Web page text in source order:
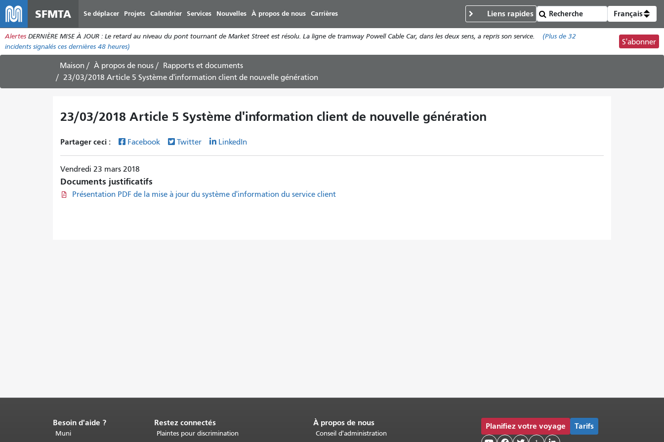
au
contenu
principal
SFMTA Se déplacer Projets Calendrier Services Nouvelles À propos de nous Carrières Liens rapides Français
Alertes DERNIÈRE MISE À JOUR : Le retard au niveau du pont tournant de Market Street est résolu. La ligne de tramway Powell Cable Car, dans les deux sens, a repris son service. (Plus de 32
incidents signalés ces dernières 48 heures)
S'abonner
Maison À propos de nous
Rapports et documents
23/03/2018 Article 5 Système d'information client de nouvelle génération
23/03/2018 Article 5 Système d'information client de nouvelle génération
Partager ceci : Facebook Twitter LinkedIn
Vendredi 23 mars 2018
Documents justificatifs
Présentation PDF de la mise à jour du système d'information du service client
Fin
du
Besoin d'aide ?
Muni
Restez connectés
Plaintes pour discrimination
À propos de nous
Conseil d'administration
Planifiez votre voyage Tarifs